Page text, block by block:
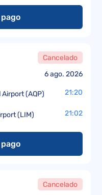
6 ago. 2026
Cancelado
(AQP) 21:20
(LIM) 21:02
Cancelado